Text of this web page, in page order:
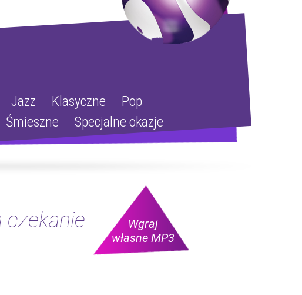
Jazz Klasyczne
Pop
Śmieszne Specjalne okazje
czekanie
Wgraj
własne MP3